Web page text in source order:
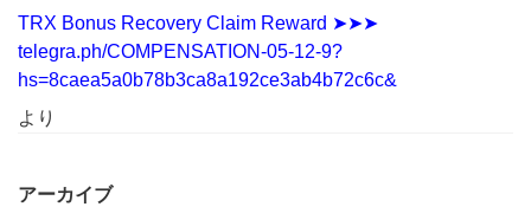
TRX Bonus Recovery Claim Reward ➤➤➤
telegra.ph/COMPENSATION-05-12-9?
hs=8caea5a0b78b3ca8a192ce3ab4b72c6c&
より
アーカイブ